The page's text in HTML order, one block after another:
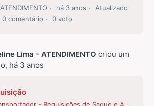
há 3 anos
Atualizado
0 comentário 0 voto
Lima - ATENDIMENTO criou um
há 3 anos
- Requisições de Saque e Abastecimentos